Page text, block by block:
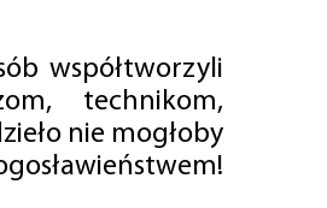
współtworzyli
technikom,
nie mogłoby